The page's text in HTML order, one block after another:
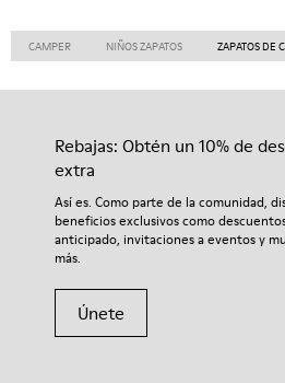
CAMPER NIÑOS ZAPATOS ZAPATOS DE
Rebajas: Obtén un 10% de
extra
Así es. Como parte de la comunidad,
beneficios exclusivos como
anticipado, invitaciones a eventos y
más.
Únete